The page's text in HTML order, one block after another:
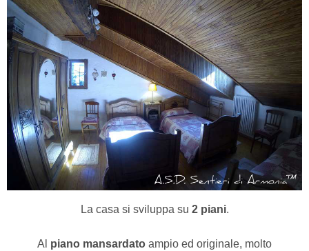
La casa si sviluppa su 2 piani.
Al piano mansardato ampio ed originale, molto